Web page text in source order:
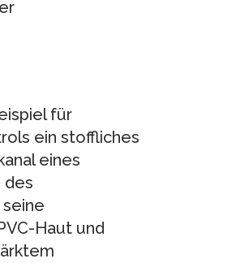
für
ein stoffliches
eines
des
Haut und